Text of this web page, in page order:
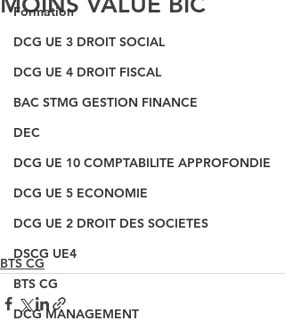
Formation
DCG UE 3 DROIT SOCIAL
DCG UE 4 DROIT FISCAL
BAC STMG GESTION FINANCE
DEC
DCG UE 10 COMPTABILITE APPROFONDIE
DCG UE 5 ECONOMIE
DCG UE 2 DROIT DES SOCIETES
DSCG UE4
BTS CG
DCG MANAGEMENT
BTS CG